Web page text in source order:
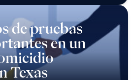
de pruebas
en un
Texas